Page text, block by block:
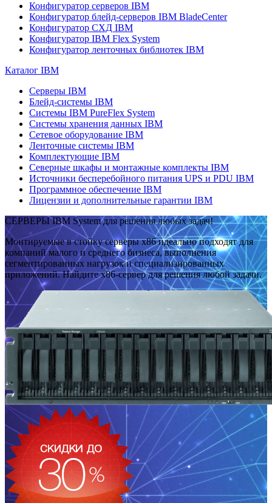
Конфигуратор серверов IBM
Конфигуратор блейд-серверов IBM BladeCenter
Конфигуратор СХД IBM
Конфигуратор IBM Flex System
Конфигуратор ленточных библиотек IBM
Каталог IBM
Серверы IBM
Блейд-системы IBM
Системы IBM PureFlex System
Системы хранения данных IBM
Сетевое оборудование IBM
Ленточные системы IBM
Комплектующие IBM
Северные шкафы и монтажные комплекты IBM
Источники бесперебойного питания UPS и PDU IBM
Программное обеспечение IBM
Лицензии и дополнительные гарантии IBM
СЕРВЕРЫ IBM System для решения любых задач!
Монтируемые в стойку серверы x86 идеально подходят для
компаний малого и среднего бизнеса, выполнения
сегментированных нагрузок и специализированных
приложений. Найдите x86-сервер для решения любой задачи.